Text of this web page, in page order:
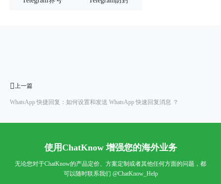
上一篇
WhatsApp 快捷回复：如何设置和发送 WhatsApp 快速回复消息 ？
使用ChatKnow 增强您的海外业务
无论您对于ChatKnow的产品定价、方案定制或者其他任何方面的问题，都
可以随时联系我们 @ChatKnow_Help